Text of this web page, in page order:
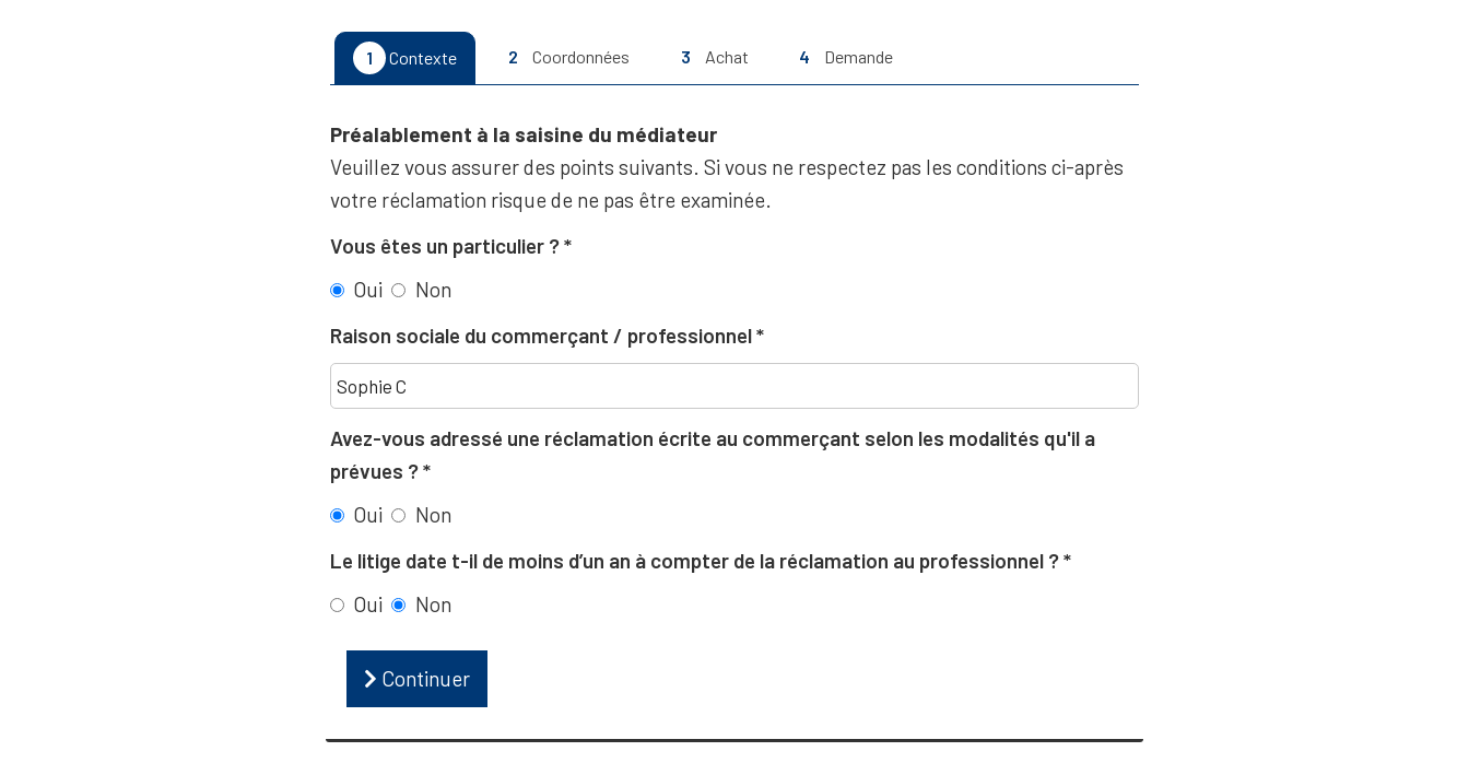
1 Contexte 2 Coordonnées 3 Achat 4 Demande
Préalablement à la saisine du médiateur
Veuillez vous assurer des points suivants. Si vous ne respectez pas les conditions ci-après
votre réclamation risque de ne pas être examinée.
Vous êtes un particulier ?
Oui
Non
Raison sociale du commerçant / professionnel
Avez-vous adressé une réclamation écrite au commerçant selon les modalités qu'il a
prévues ?
Oui
Non
Le litige date t-il de moins d’un an à compter de la réclamation au professionnel ?
Oui
Non
Continuer